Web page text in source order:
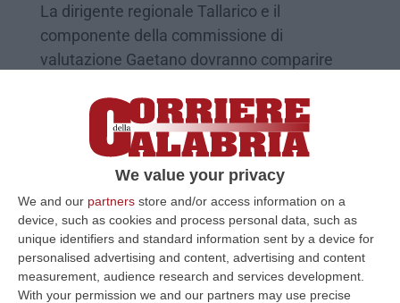
We value your privacy
We and our partners store and/or access information on a
device, such as cookies and process personal data, such as
unique identifiers and standard information sent by a device for
personalised advertising and content, advertising and content
measurement, audience research and services development.
With your permission we and our partners may use precise
La dirigente regionale Tallarico e il
componente della commissione di
valutazione Gaetano dovranno comparire
Pubblicato il: 21/02/20 – 13:43